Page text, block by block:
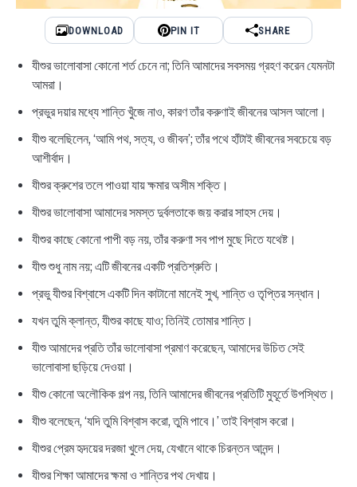
DOWNLOAD PIN IT SHARE
যীশুর ভালোবাসা কোনো শর্ত চেনে না; তিনি আমাদের সবসময় গ্রহণ করেন যেমনটা
আমরা।
প্রভুর দয়ার মধ্যে শান্তি খুঁজে নাও, কারণ তাঁর করুণাই জীবনের আসল আলো।
যীশু বলেছিলেন, ‘আমি পথ, সত্য, ও জীবন’; তাঁর পথে হাঁটাই জীবনের সবচেয়ে বড়
আশীর্বাদ।
যীশুর ক্রুশের তলে পাওয়া যায় ক্ষমার অসীম শক্তি।
যীশুর ভালোবাসা আমাদের সমস্ত দুর্বলতাকে জয় করার সাহস দেয়।
যীশুর কাছে কোনো পাপী বড় নয়, তাঁর করুণা সব পাপ মুছে দিতে যথেষ্ট।
যীশু শুধু নাম নয়; এটি জীবনের একটি প্রতিশ্রুতি।
প্রভু যীশুর বিশ্বাসে একটি দিন কাটানো মানেই সুখ, শান্তি ও তৃপ্তির সন্ধান।
যখন তুমি ক্লান্ত, যীশুর কাছে যাও; তিনিই তোমার শান্তি।
যীশু আমাদের প্রতি তাঁর ভালোবাসা প্রমাণ করেছেন, আমাদের উচিত সেই
ভালোবাসা ছড়িয়ে দেওয়া।
যীশু কোনো অলৌকিক গল্প নয়, তিনি আমাদের জীবনের প্রতিটি মুহূর্তে উপস্থিত।
যীশু বলেছেন, ‘যদি তুমি বিশ্বাস করো, তুমি পাবে।’ তাই বিশ্বাস করো।
যীশুর প্রেম হৃদয়ের দরজা খুলে দেয়, যেখানে থাকে চিরন্তন আনন্দ।
যীশুর শিক্ষা আমাদের ক্ষমা ও শান্তির পথ দেখায়।